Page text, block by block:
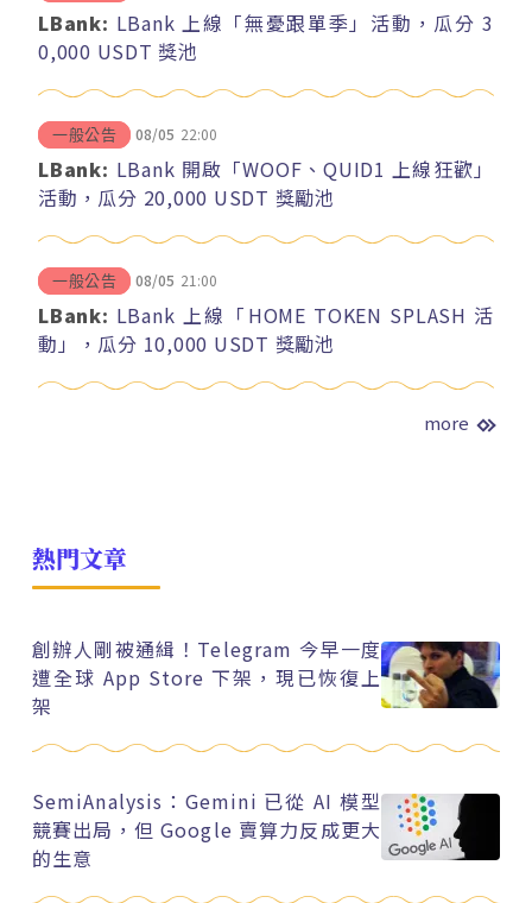
LBank: LBank 上線「無憂跟單季」活動，瓜分 3
0,000 USDT 獎池
一般公告 08/05 22:00
LBank: LBank 開啟「WOOF、QUID1 上線狂歡」
活動，瓜分 20,000 USDT 獎勵池
一般公告 08/05 21:00
LBank: LBank 上線「HOME TOKEN SPLASH 活
動」，瓜分 10,000 USDT 獎勵池
more
熱門文章
創辦人剛被通緝！Telegram 今早一度
遭全球 App Store 下架，現已恢復上
架
SemiAnalysis：Gemini 已從 AI 模型
競賽出局，但 Google 賣算力反成更大
的生意